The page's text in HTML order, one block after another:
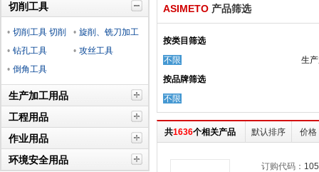
切削工具
• 切削工具 切削
材料
• 旋削、铣刀加工
工具
• 钻孔工具 • 攻丝工具
• 倒角工具
生产加工用品
工程用品
作业用品
环境安全用品
ASIMETO 产品筛选
按类目筛选
不限
生
按品牌筛选
不限
共1636个相关产品 默认排序 价格
订购代码：